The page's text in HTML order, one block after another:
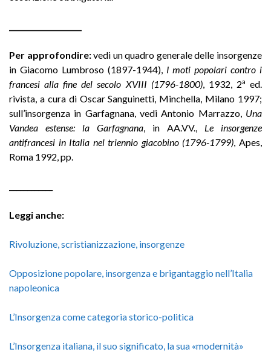
Per approfondire:vedi un quadro generale delle insorgenze
in Giacomo Lumbroso (1897-1944), I moti popolari contro i
francesi alla fine del secolo XVIII (1796-1800), 1932, 2a ed.
rivista, a cura di Oscar Sanguinetti, Minchella, Milano 1997;
sull’insorgenza in Garfagnana, vedi Antonio Marrazzo, Una
Vandea estense: la Garfagnana , in AA.VV., Le insorgenze
antifrancesi in Italia nel triennio giacobino (1796-1799) , Apes,
Roma 1992, pp.
Leggi anche:
Rivoluzione, scristianizzazione, insorgenze
Opposizione popolare, insorgenza e brigantaggio nell’Italia
napoleonica
L’Insorgenza come categoria storico-politica
L’Insorgenza italiana, il suo significato, la sua «modernità»